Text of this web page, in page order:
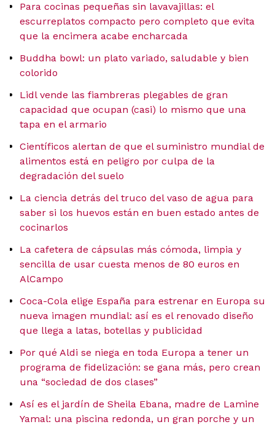
Para cocinas pequeñas sin lavavajillas: el
escurreplatos compacto pero completo que evita
que la encimera acabe encharcada
Buddha bowl: un plato variado, saludable y bien
colorido
Lidl vende las fiambreras plegables de gran
capacidad que ocupan (casi) lo mismo que una
tapa en el armario
Científicos alertan de que el suministro mundial de
alimentos está en peligro por culpa de la
degradación del suelo
La ciencia detrás del truco del vaso de agua para
saber si los huevos están en buen estado antes de
cocinarlos
La cafetera de cápsulas más cómoda, limpia y
sencilla de usar cuesta menos de 80 euros en
AlCampo
Coca-Cola elige España para estrenar en Europa su
nueva imagen mundial: así es el renovado diseño
que llega a latas, botellas y publicidad
Por qué Aldi se niega en toda Europa a tener un
programa de fidelización: se gana más, pero crean
una “sociedad de dos clases”
Así es el jardín de Sheila Ebana, madre de Lamine
Yamal: una piscina redonda, un gran porche y un